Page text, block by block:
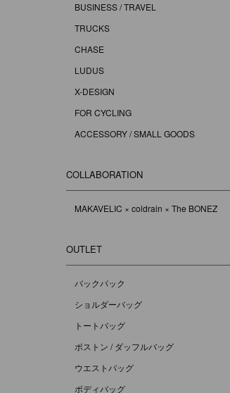
BUSINESS / TRAVEL
TRUCKS
CHASE
LUDUS
X-DESIGN
FOR CYCLING
ACCESSORY / SMALL GOODS
COLLABORATION
MAKAVELIC × coldrain × The BONEZ
OUTLET
バックパック
ショルダーバッグ
トートバッグ
ボストン / ダッフルバッグ
ウエストバッグ
ボディバッグ